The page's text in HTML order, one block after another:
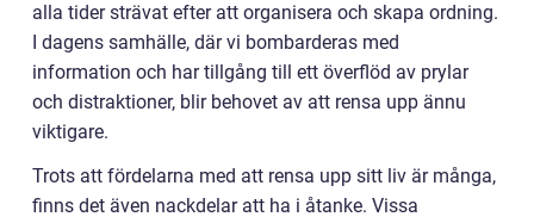
alla tider strävat efter att organisera och skapa ordning.
I dagens samhälle, där vi bombarderas med
information och har tillgång till ett överflöd av prylar
och distraktioner, blir behovet av att rensa upp ännu
viktigare.
Trots att fördelarna med att rensa upp sitt liv är många,
finns det även nackdelar att ha i åtanke. Vissa